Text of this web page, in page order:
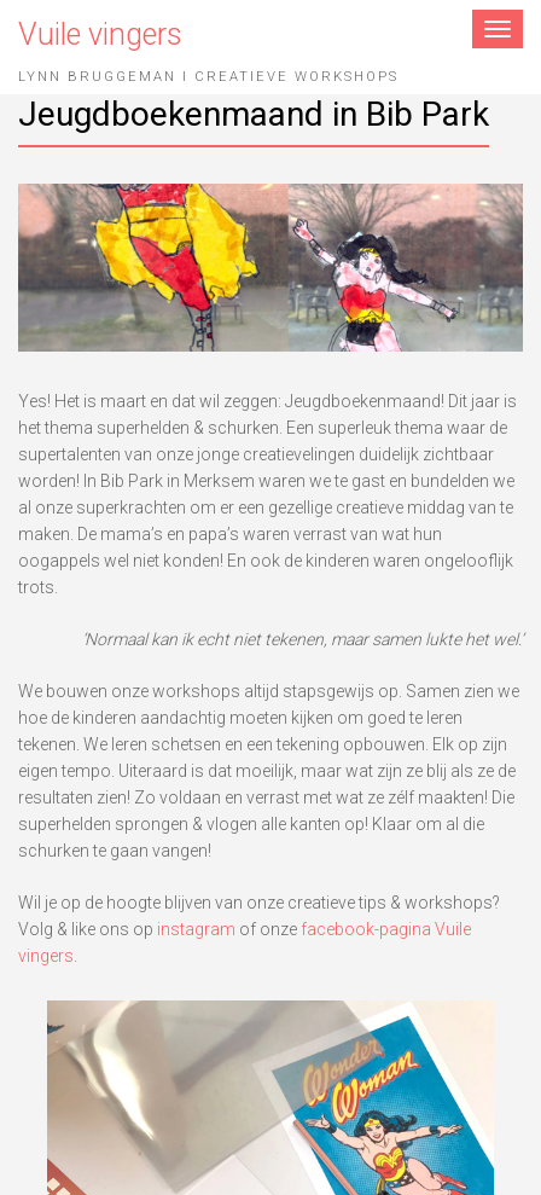
Toggle
Vuile vingers
LYNN BRUGGEMAN I CREATIEVE WORKSHOPS
Jeugdboekenmaand in Bib Park
Yes! Het is maart en dat wil zeggen: Jeugdboekenmaand! Dit jaar is
het thema superhelden & schurken. Een superleuk thema waar de
supertalenten van onze jonge creatievelingen duidelijk zichtbaar
worden! In Bib Park in Merksem waren we te gast en bundelden we
al onze superkrachten om er een gezellige creatieve middag van te
maken. De mama’s en papa’s waren verrast van wat hun
oogappels wel niet konden! En ook de kinderen waren ongelooflijk
trots.
‘Normaal kan ik echt niet tekenen, maar samen lukte het wel.’
We bouwen onze workshops altijd stapsgewijs op. Samen zien we
hoe de kinderen aandachtig moeten kijken om goed te leren
tekenen. We leren schetsen en een tekening opbouwen. Elk op zijn
eigen tempo. Uiteraard is dat moeilijk, maar wat zijn ze blij als ze de
resultaten zien! Zo voldaan en verrast met wat ze zélf maakten! Die
superhelden sprongen & vlogen alle kanten op! Klaar om al die
schurken te gaan vangen!
Wil je op de hoogte blijven van onze creatieve tips & workshops?
Volg & like ons op instagram of onze facebook-pagina Vuile
vingers.